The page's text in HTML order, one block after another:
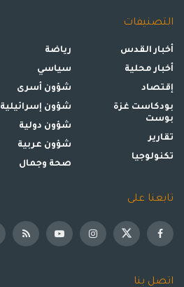
التصنيفات
أخبار القدس
أخبار محلية
إقتصاد
بودكاست غزة
بوست
تقارير
تكنولوجيا
رياضة
سياسي
شؤون أسرى
شؤون إسرائيلية
شؤون دولية
شؤون عربية
صحة وجمال
تابعنا على
اتصل بنا